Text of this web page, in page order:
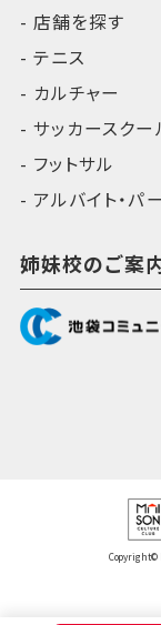
店舗を探す
テニス
カルチャー
サッカースクー
フットサル
アルバイト・パ
姉妹校のご案
Copyright©